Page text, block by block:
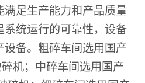
足生产能力和产品质量
统运行的可靠性，设备
备。粗碎车间选用国产
机；中碎车间选用国产